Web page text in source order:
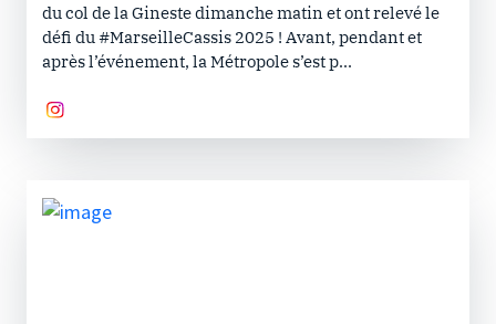
du col de la Gineste dimanche matin et ont relevé le
défi du #MarseilleCassis 2025 ! Avant, pendant et
après l’événement, la Métropole s’est p...